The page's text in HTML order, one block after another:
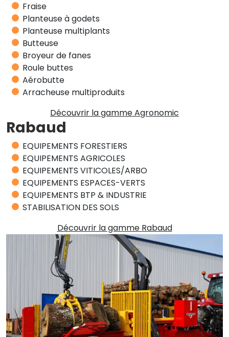
Fraise
Planteuse à godets
Planteuse multiplants
Butteuse
Broyeur de fanes
Roule buttes
Aérobutte
Arracheuse multiproduits
Découvrir la gamme Agronomic
Rabaud
EQUIPEMENTS FORESTIERS
EQUIPEMENTS AGRICOLES
EQUIPEMENTS VITICOLES/ARBO
EQUIPEMENTS ESPACES-VERTS
EQUIPEMENTS BTP & INDUSTRIE
STABILISATION DES SOLS
Découvrir la gamme Rabaud